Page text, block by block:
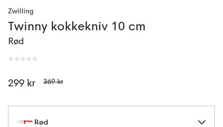
Zwilling
Twinny kokkekniv 10 cm
Rød
299 kr 369 kr
Rød